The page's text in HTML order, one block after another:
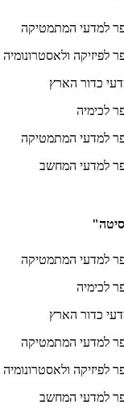
למדעי המתמטיקה
לפיזיקה ולאסטרונומיה
כדור הארץ
לכימיה
למדעי המתמטיקה
למדעי המחשב
למדעי המתמטיקה
לכימיה
כדור הארץ
למדעי המתמטיקה
לפיזיקה ולאסטרונומיה
למדעי המחשב